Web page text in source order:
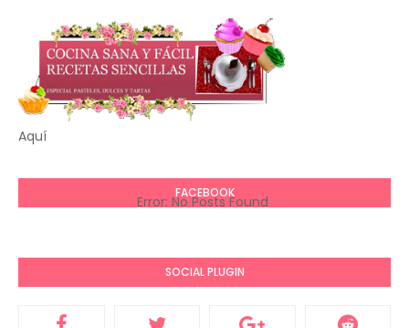
Aquí
FACEBOOK
Error: No Posts Found
SOCIAL PLUGIN